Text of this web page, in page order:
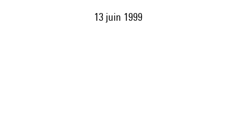
13 juin 1999